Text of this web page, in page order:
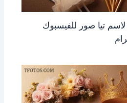
تيا صور للفيسبوك